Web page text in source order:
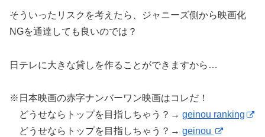
そういったリスクを考えたら、ジャニーズ側から映画化
NGを通達しても良いのでは？
日テレに大きな貸しを作ることができますから…
※日本映画の赤字ナンバーワン映画はコレだ！
どうせならトップを目指しちゃう？→ geinou ranking
どうせならトップを目指しちゃう？→ geinou